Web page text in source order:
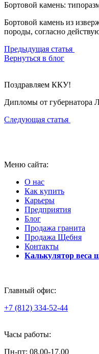
Бортовой камень:
Бортовой камень из
породы, согласно
Предыдущая статья
Вернуться в блог
Поздравляем ККУ!
Дипломы от губернатора
Следующая статья
Меню сайта:
О нас
Как купить
Карьеры
Предприятия
Блог
Продажа гранита
Продажа Щебня
Контакты
Калькулятор веса
Главный офис:
+7 (812) 334-52-44
Часы работы:
Пн-пт: 08.00-17.00